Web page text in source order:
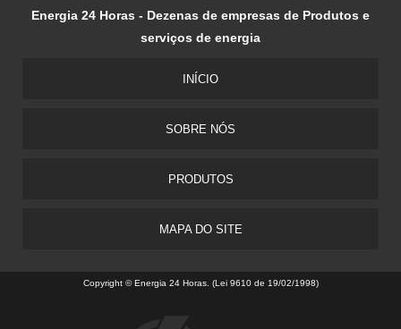
Energia 24 Horas - Dezenas de empresas de Produtos e
serviços de energia
INÍCIO
SOBRE NÓS
PRODUTOS
MAPA DO SITE
Copyright © Energia 24 Horas. (Lei 9610 de 19/02/1998)